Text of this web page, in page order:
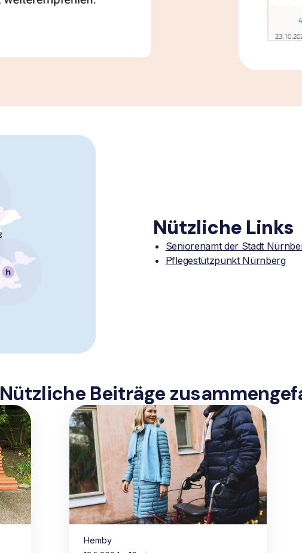
Nützliche Links
Seniorenamt der Stadt
Pflegestützpunkt Nürnberg
Nützliche Beiträge
Hemby